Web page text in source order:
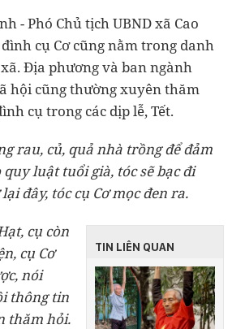
- Phó Chủ tịch UBND xã Cao
cụ Cơ cũng nằm trong danh
Địa phương và ban ngành
hội cũng thường xuyên thăm
cụ trong các dịp lễ, Tết.
rau, củ, quả nhà trồng để đảm
quy luật tuổi già, tóc sẽ bạc đi
đây, tóc cụ Cơ mọc đen ra.
TIN LIÊN QUAN
cụ còn
cụ Cơ
nói
thông tin
thăm hỏi.